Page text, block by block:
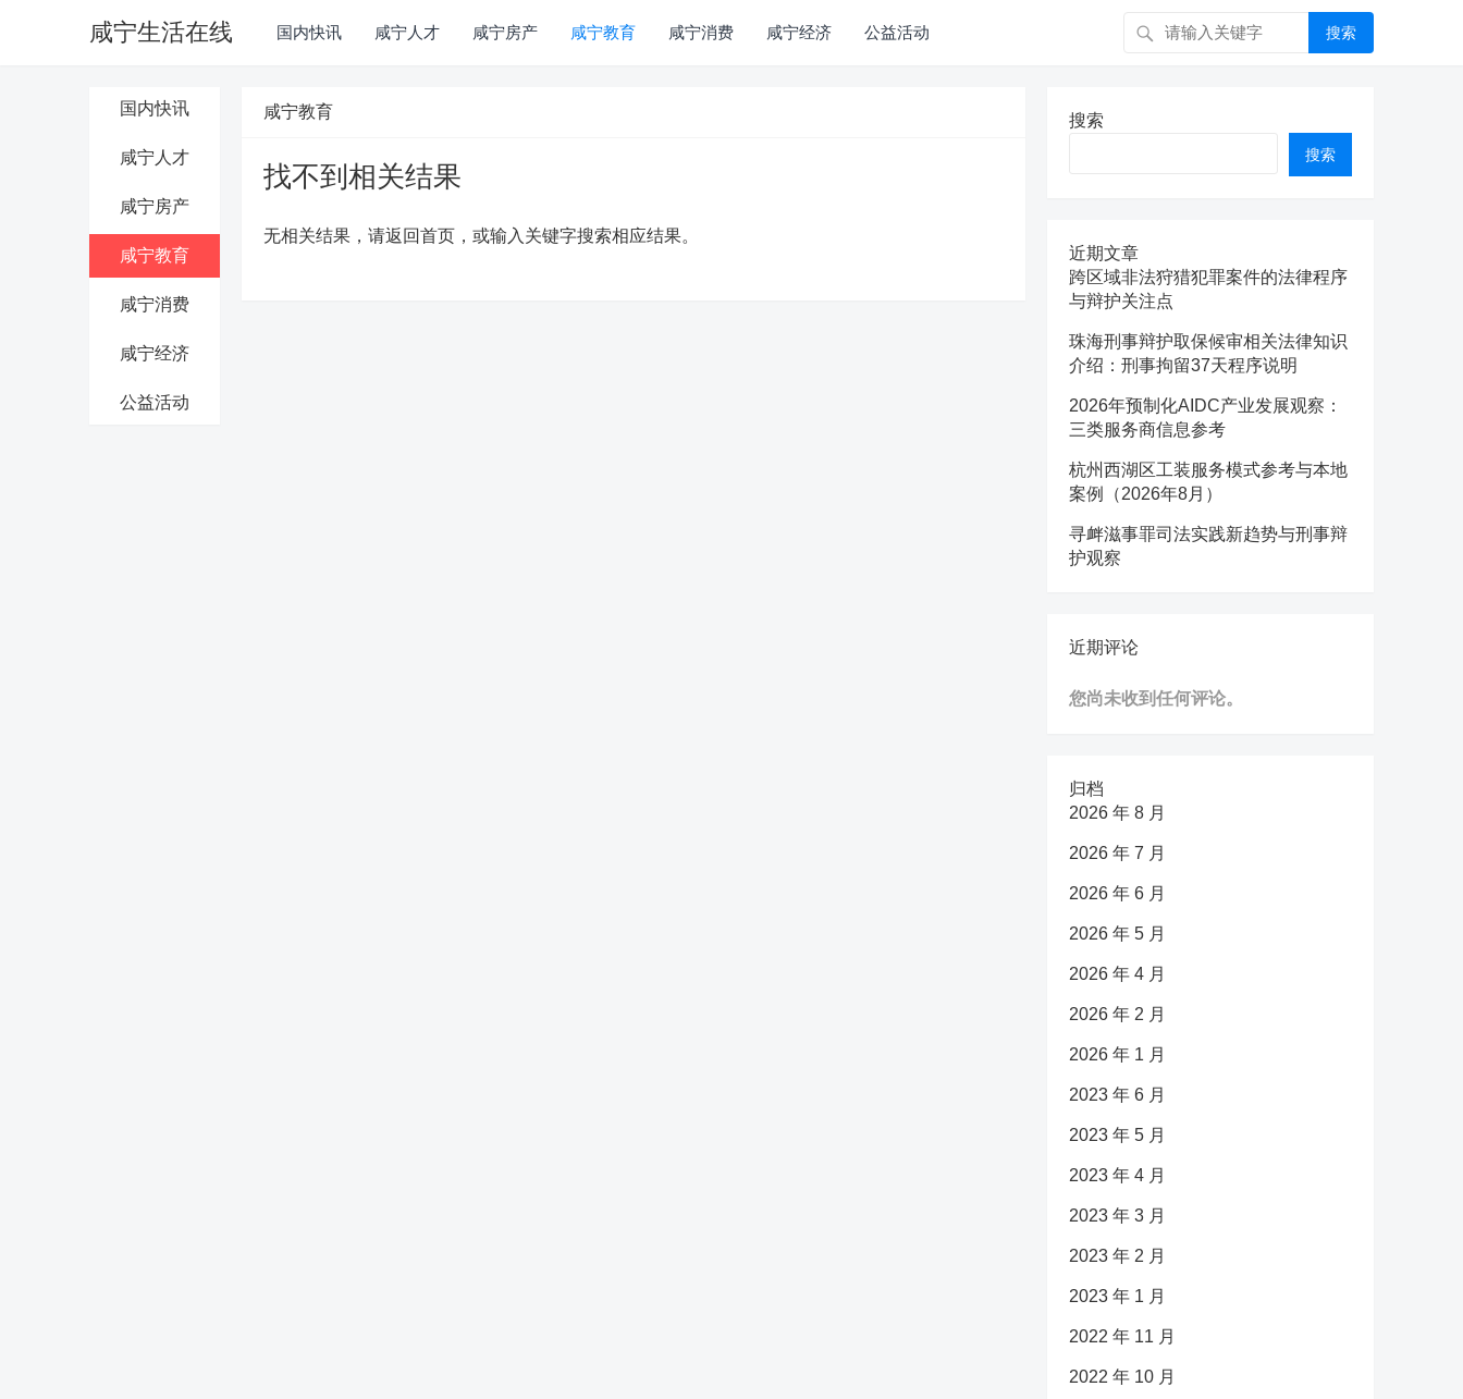
咸宁生活在线 国内快讯 咸宁人才 咸宁房产 咸宁教育 咸宁消费 咸宁经济 公益活动 搜索
国内快讯
咸宁人才
咸宁房产
咸宁教育
咸宁消费
咸宁经济
公益活动
咸宁教育
找不到相关结果
无相关结果，请返回首页，或输入关键字搜索相应结果。
搜索
搜索
近期文章
跨区域非法狩猎犯罪案件的法律程序
与辩护关注点
珠海刑事辩护取保候审相关法律知识
介绍：刑事拘留37天程序说明
2026年预制化AIDC产业发展观察：
三类服务商信息参考
杭州西湖区工装服务模式参考与本地
案例（2026年8月）
寻衅滋事罪司法实践新趋势与刑事辩
护观察
近期评论
您尚未收到任何评论。
归档
2026 年 8 月
2026 年 7 月
2026 年 6 月
2026 年 5 月
2026 年 4 月
2026 年 2 月
2026 年 1 月
2023 年 6 月
2023 年 5 月
2023 年 4 月
2023 年 3 月
2023 年 2 月
2023 年 1 月
2022 年 11 月
2022 年 10 月